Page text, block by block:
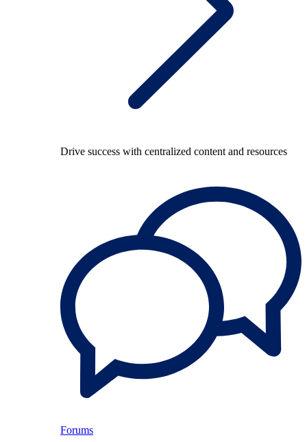
Drive success with centralized content and resources
Forums